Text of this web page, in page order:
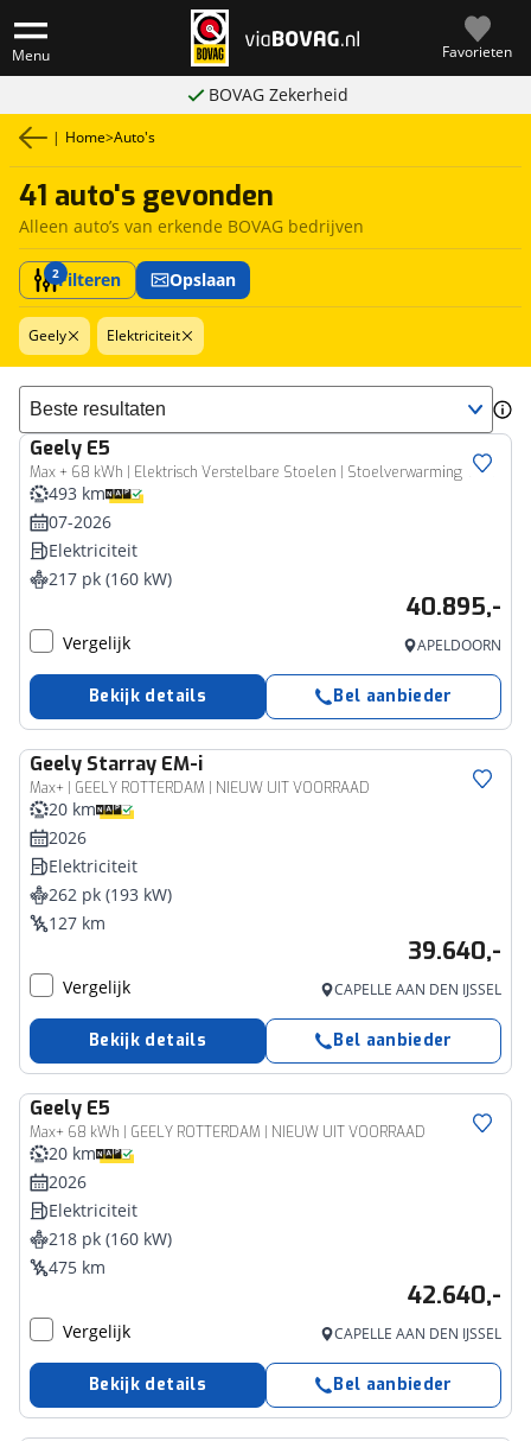
Menu Favorieten
BOVAG Zekerheid
| Home>Auto's
41 auto's gevonden
Alleen auto’s van erkende BOVAG bedrijven
2Filteren Opslaan
Geely Elektriciteit
Sorteer resultaten
Geely E5
Max + 68 kWh | Elektrisch Verstelbare Stoelen | Stoelverwarming Voor | Stoelverkoeling Voor | Stoelmassage Voor | Panoramadak | Flyme Audiosysteem | Intelligent Cruise Control | Apple Carplay / Android Auto
493 km
07-2026
Elektriciteit
217 pk (160 kW)
40.895,-
Vergelijk APELDOORN
Bekijk details Bel aanbieder
Geely Starray EM-i
Max+ | GEELY ROTTERDAM | NIEUW UIT VOORRAAD
20 km
2026
Elektriciteit
262 pk (193 kW)
127 km
39.640,-
Vergelijk CAPELLE AAN DEN IJSSEL
Bekijk details Bel aanbieder
Geely E5
Max+ 68 kWh | GEELY ROTTERDAM | NIEUW UIT VOORRAAD
20 km
2026
Elektriciteit
218 pk (160 kW)
475 km
42.640,-
Vergelijk CAPELLE AAN DEN IJSSEL
Bekijk details Bel aanbieder